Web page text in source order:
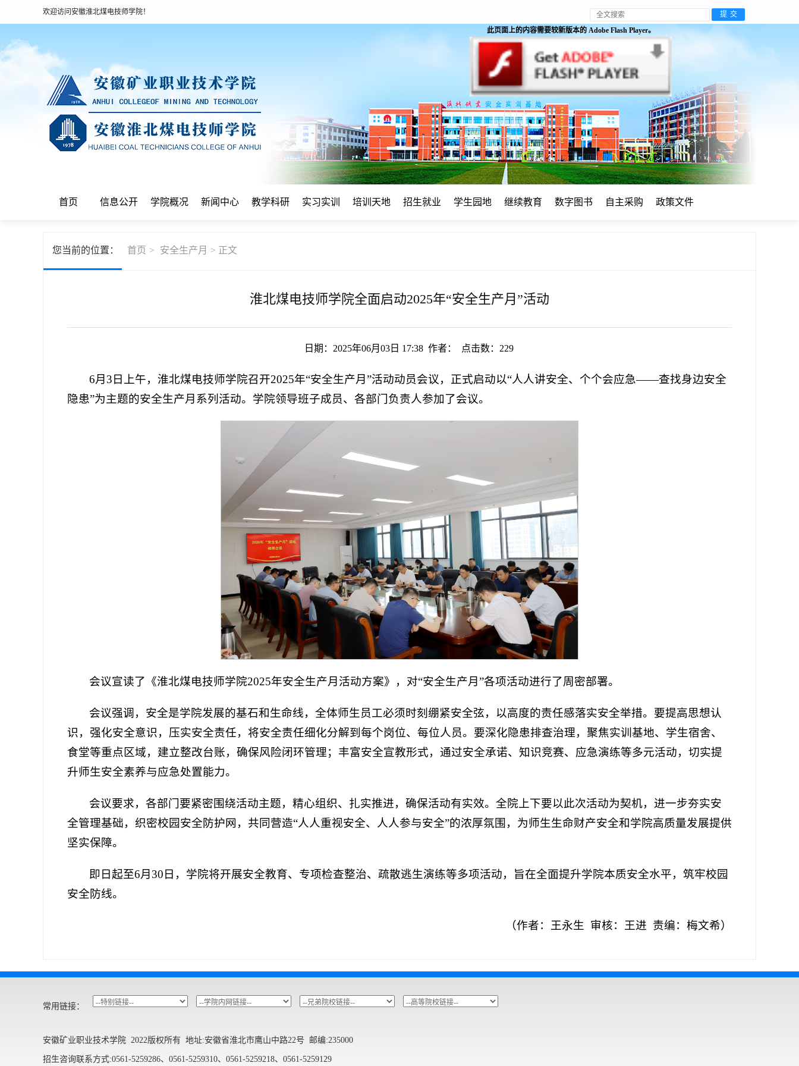
欢迎访问安徽淮北煤电技师学院！
此页面上的内容需要较新版本的 Adobe Flash Player。
首页 信息公开 学院概况 新闻中心 教学科研 实习实训 培训天地 招生就业 学生园地 继续教育 数字图书 自主采购 政策文件
您当前的位置： 首页 > 安全生产月 > 正文
淮北煤电技师学院全面启动2025年“安全生产月”活动
日期：2025年06月03日 17:38 作者： 点击数： 229
6月3日上午，淮北煤电技师学院召开2025年“安全生产月”活动动员会议，正式启动以“人人讲安全、个个会应急——查找身边安全
隐患”为主题的安全生产月系列活动。学院领导班子成员、各部门负责人参加了会议。
会议宣读了《淮北煤电技师学院2025年安全生产月活动方案》，对“安全生产月”各项活动进行了周密部署。
会议强调，安全是学院发展的基石和生命线，全体师生员工必须时刻绷紧安全弦，以高度的责任感落实安全举措。要提高思想认
识，强化安全意识，压实安全责任，将安全责任细化分解到每个岗位、每位人员。要深化隐患排查治理，聚焦实训基地、学生宿舍、
食堂等重点区域，建立整改台账，确保风险闭环管理；丰富安全宣教形式，通过安全承诺、知识竞赛、应急演练等多元活动，切实提
升师生安全素养与应急处置能力。
会议要求，各部门要紧密围绕活动主题，精心组织、扎实推进，确保活动有实效。全院上下要以此次活动为契机，进一步夯实安
全管理基础，织密校园安全防护网，共同营造“人人重视安全、人人参与安全”的浓厚氛围，为师生生命财产安全和学院高质量发展提供
坚实保障。
即日起至6月30日，学院将开展安全教育、专项检查整治、疏散逃生演练等多项活动，旨在全面提升学院本质安全水平，筑牢校园
安全防线。
（作者：王永生 审核：王进 责编：梅文希）
常用链接：
安徽矿业职业技术学院 2022版权所有 地址:安徽省淮北市鹰山中路22号 邮编:235000
招生咨询联系方式:0561-5259286、0561-5259310、0561-5259218、0561-5259129